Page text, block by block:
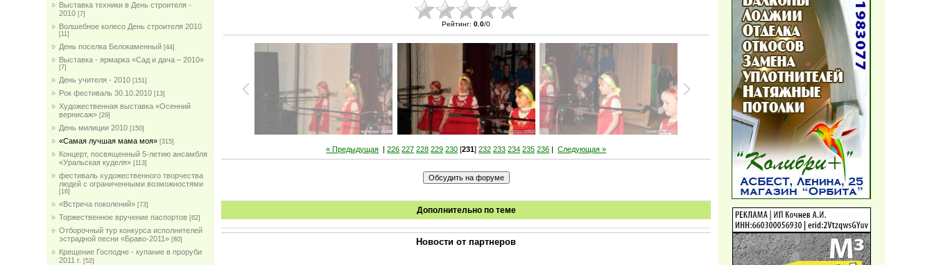
Выставка техники в День строителя -
2010 [7]
Волшебное колесо День строителя 2010
[11]
День поселка Белокаменный [44]
Выставка - ярмарка «Сад и дача – 2010»
[7]
День учителя - 2010 [151]
Рок фестиваль 30.10.2010 [13]
Художественная выставка «Осенний
вернисаж» [29]
День милиции 2010 [150]
«Самая лучшая мама моя» [315]
Концерт, посвященный 5-летию ансамбля
«Уральская куделя» [113]
фестиваль художественного творчества
людей с ограниченными возможностями
[16]
«Встреча поколений» [73]
Торжественное вручение паспортов [62]
Отборочный тур конкурса исполнителей
эстрадной песни «Браво-2011» [80]
Крещение Господне - купание в проруби
2011 г. [52]
Рейтинг: 0.0/0
« Предыдущая |226 227 228 229 230 [231]232 233 234 235 236 |Следующая »
Дополнительно по теме
Новости от партнеров